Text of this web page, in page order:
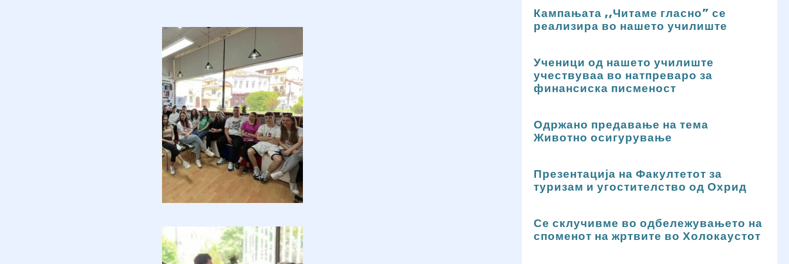
Кампањата ,,Читаме гласно” се
реализира во нашето училиште
Ученици од нашето училиште
учествуваа во натпреваро за
финансиска писменост
Одржано предавање на тема
Животно осигурување
Презентација на Факултетот за
туризам и угостителство од Охрид
Се склучивме во одбележувањето на
споменот на жртвите во Холокаустот